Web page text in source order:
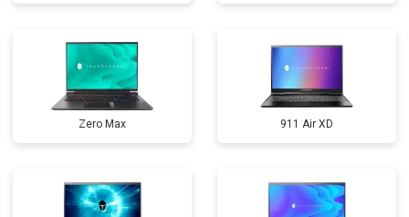
Zero Max 911 Air XD